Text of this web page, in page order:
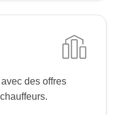
des offres